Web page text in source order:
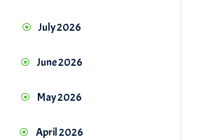
July 2026
June 2026
May 2026
April 2026